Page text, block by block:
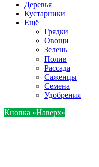
Деревья
Кустарники
Ещё
Грядки
Овощи
Зелень
Полив
Рассада
Саженцы
Семена
Удобрения
Кнопка «Наверх»